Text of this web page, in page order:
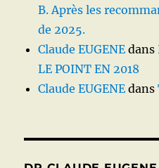
B. Après les
de 2025.
Claude EUGENE dans
LE POINT EN 2018
Claude EUGENE dans